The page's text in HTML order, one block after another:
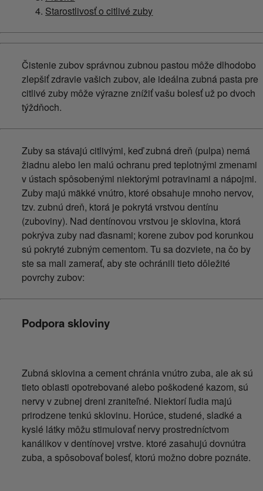
Starostlivosť o citlivé zuby
Čistenie zubov správnou zubnou pastou môže dlhodobo
zlepšiť zdravie vašich zubov, ale ideálna zubná pasta pre
citlivé zuby môže výrazne znížiť vašu bolesť už po dvoch
týždňoch.
Zuby sa stávajú citlivými, keď zubná dreň (pulpa) nemá
žiadnu alebo len malú ochranu pred teplotnými zmenami
v ústach spôsobenými niektorými potravinami a nápojmi.
Zuby majú mäkké vnútro, ktoré obsahuje mnoho nervov,
tzv. zubnú dreň, ktorá je pokrytá vrstvou dentínu
(zuboviny). Nad dentínovou vrstvou je sklovina, ktorá
pokrýva zuby nad ďasnami; korene zubov pod korunkou
sú pokryté zubným cementom. Tu sa dozviete, na čo by
ste sa mali zamerať, aby ste ochránili tieto dôležité
povrchy zubov:
Podpora skloviny
Zubná sklovina a cement chránia vnútro zuba, ale ak sú
tieto oblasti opotrebované alebo poškodené kazom, sú
nervy v zubnej dreni zraniteľné. Niektorí ľudia majú
prirodzene tenkú sklovinu. Horúce, studené, sladké a
kyslé látky môžu stimulovať nervy prostredníctvom
kanálikov v dentínovej vrstve. ktoré zasahujú dovnútra
zuba, a spôsobovať bolesť, ktorú možno dobre poznáte.